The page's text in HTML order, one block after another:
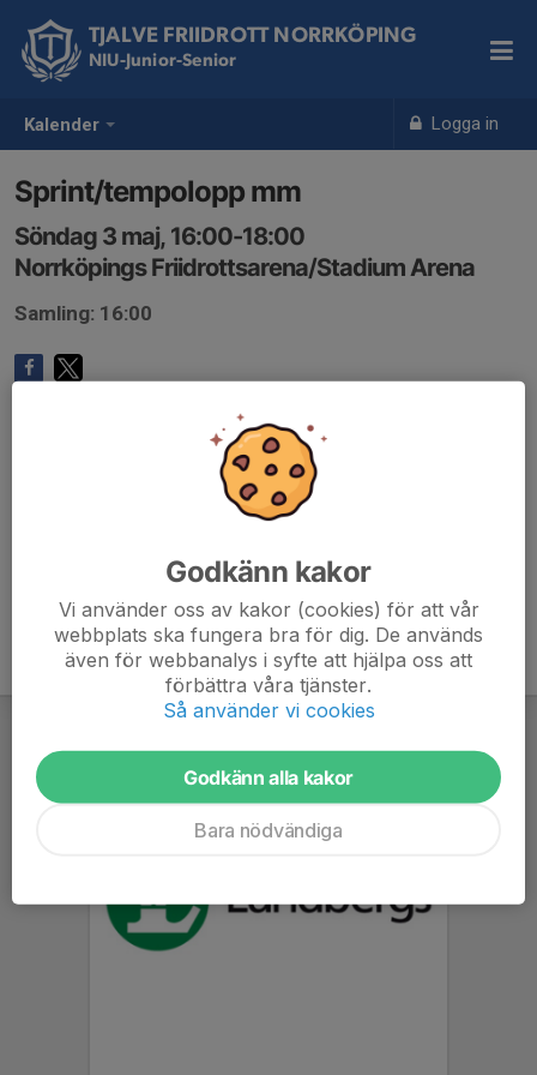
Kalender Logga in
TJALVE FRIIDROTT NORRKÖPING
NIU-Junior-Senior
Sprint/tempolopp mm
Söndag 3 maj, 16:00-18:00
Norrköpings Friidrottsarena/Stadium Arena
Samling: 16:00
Godkänn kakor
Vi använder oss av kakor (cookies) för att vår
webbplats ska fungera bra för dig. De används
även för webbanalys i syfte att hjälpa oss att
förbättra våra tjänster.
Så använder vi cookies
Godkänn alla kakor
Bara nödvändiga